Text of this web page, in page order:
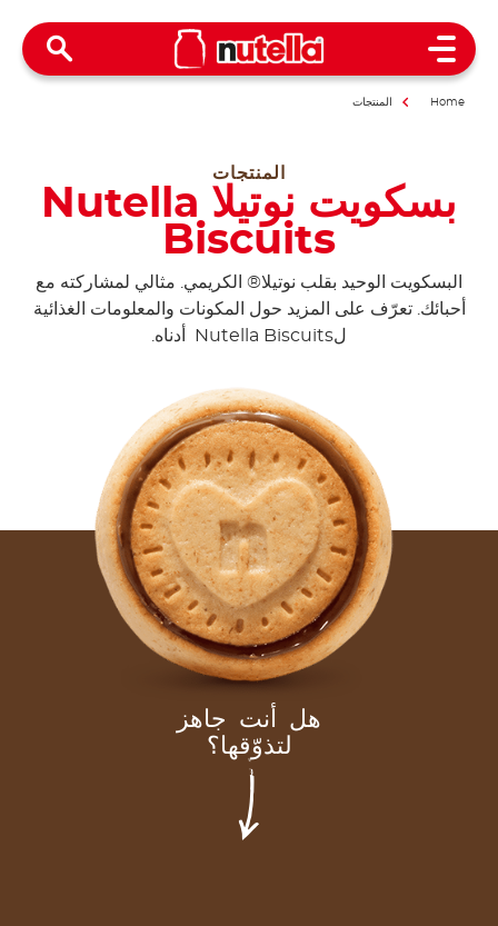
Open Menu
Home المنتجات
المنتجات
بسكويت نوتيلا Nutella
Biscuits
البسكويت الوحيد بقلب نوتيلا® الكريمي. مثالي لمشاركته مع
أحبائك. تعرّف على المزيد حول المكونات والمعلومات الغذائية
لNutella Biscuits أدناه.